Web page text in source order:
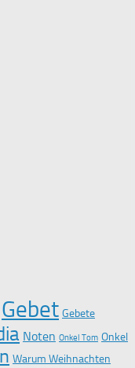
Gebet Gebete
Noten Onkel Tom Onkel
Warum Weihnachten